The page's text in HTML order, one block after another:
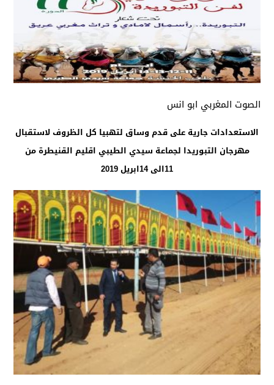
الصوت المغربي ابو انس
الاستعدادات جارية على قدم وساق لتهبيا كل الظروف لاستقبال
مهرجان التبوريدا لجماعة سيدي الطيبي اقليم القنيطرة من
11الى 14ابريل 2019